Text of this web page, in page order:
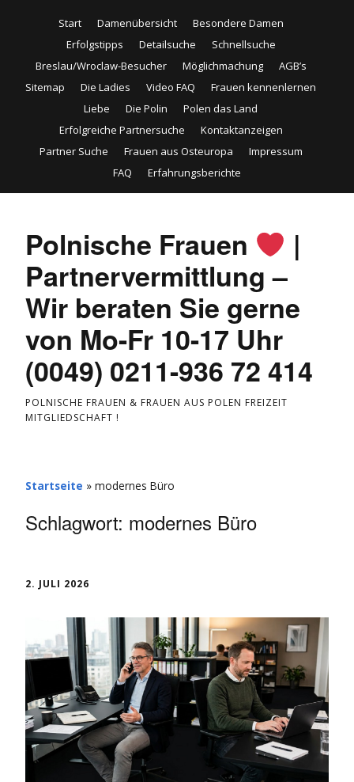
Start Damenübersicht
Besondere Damen
Erfolgstipps
Detailsuche
Schnellsuche
Breslau/Wroclaw-Besucher
Möglichmachung
AGB’s
Sitemap
Die Ladies Video FAQ
Frauen kennenlernen
Liebe
Die Polin
Polen das Land
Erfolgreiche Partnersuche
Kontaktanzeigen
Partner Suche
Frauen aus Osteuropa
Impressum
FAQ
Erfahrungsberichte
Polnische Frauen
|
Partnervermittlung –
Wir beraten Sie gerne
von Mo-Fr 10-17 Uhr
(0049) 0211-936 72 414
POLNISCHE FRAUEN & FRAUEN AUS POLEN FREIZEIT
MITGLIEDSCHAFT !
Startseite » modernes Büro
Schlagwort: modernes Büro
2. JULI 2026